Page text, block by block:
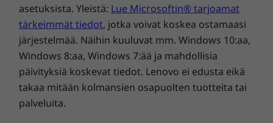
asetuksista. Yleistä: Lue Microsoftin® tarjoamat
tärkeimmät tiedot, jotka voivat koskea ostamaasi
järjestelmää. Näihin kuuluvat mm. Windows 10:aa,
Windows 8:aa, Windows 7:ää ja mahdollisia
päivityksiä koskevat tiedot. Lenovo ei edusta eikä
takaa mitään kolmansien osapuolten tuotteita tai
palveluita.